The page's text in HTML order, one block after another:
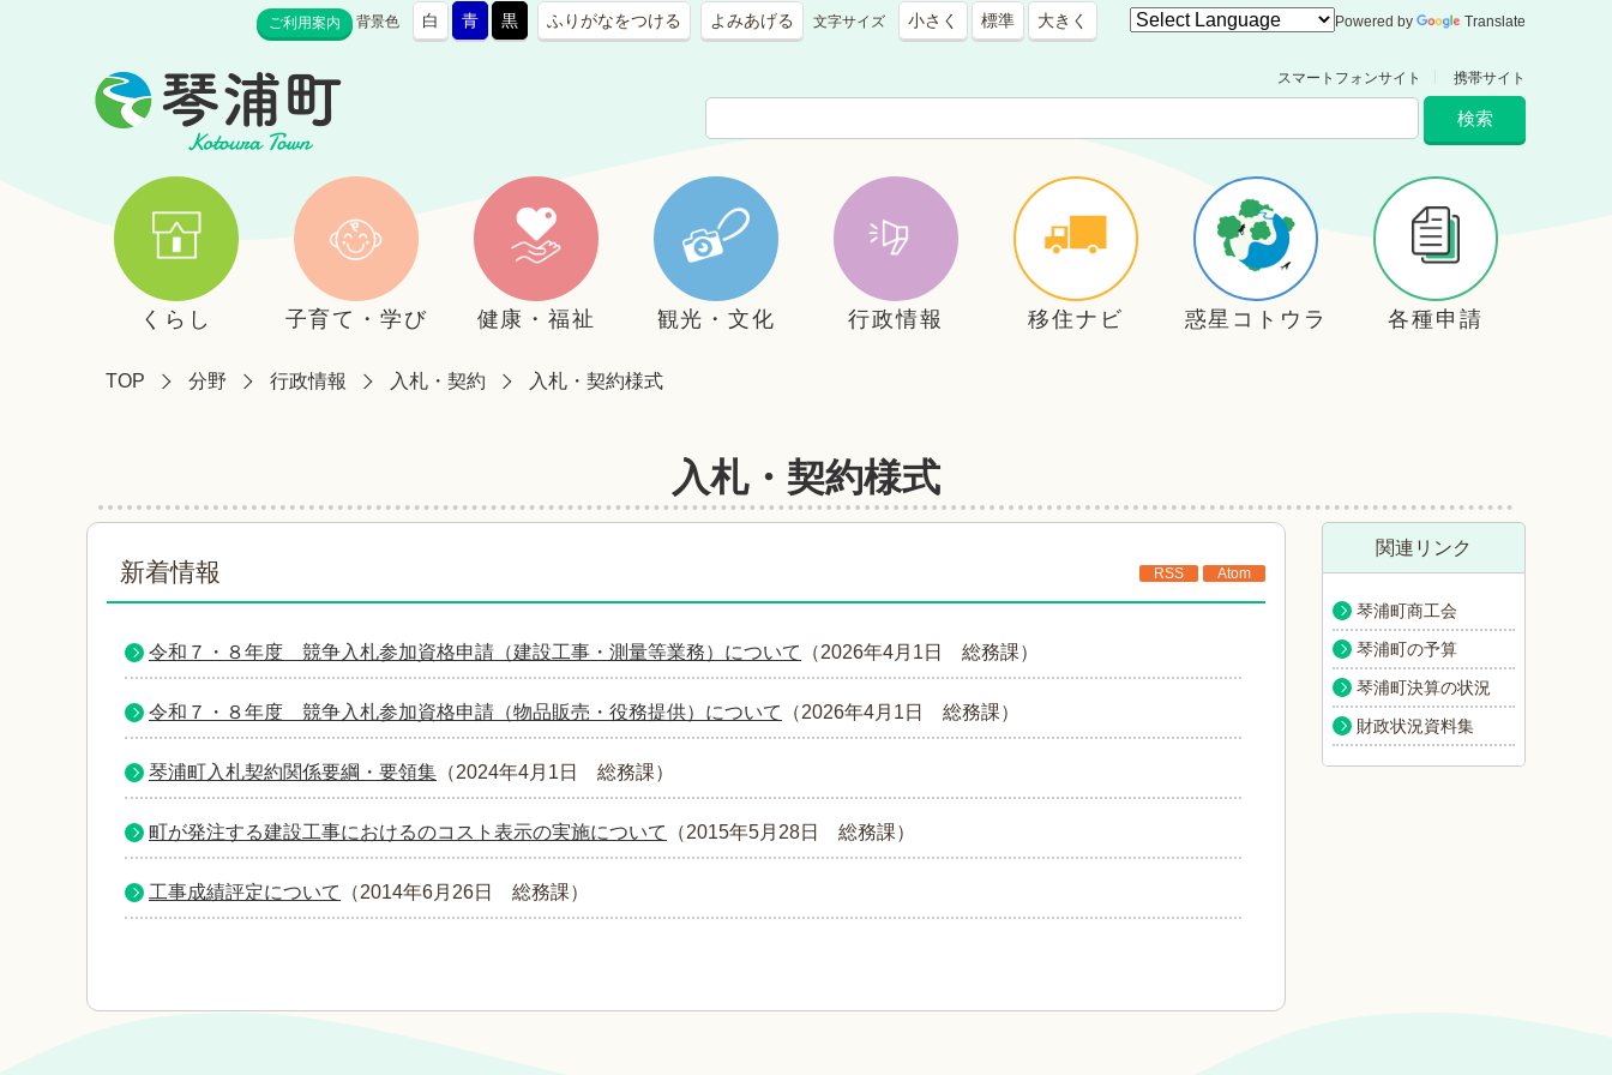
ご利用案内 背景色 白 青 黒 ふりがなをつける よみあげる 文字サイズ 小さく 標準 大きく Powered by Translate
スマートフォンサイト 携帯サイト
くらし 子育て・学び 健康・福祉 観光・文化 行政情報 移住ナビ 惑星コトウラ 各種申請
TOP 分野 行政情報 入札・契約 入札・契約様式
入札・契約様式
新着情報 RSS Atom
令和７・８年度 競争入札参加資格申請（建設工事・測量等業務）について （2026年4月1日 総務課）
令和７・８年度 競争入札参加資格申請（物品販売・役務提供）について （2026年4月1日 総務課）
琴浦町入札契約関係要綱・要領集 （2024年4月1日 総務課）
町が発注する建設工事におけるのコスト表示の実施について （2015年5月28日 総務課）
工事成績評定について （2014年6月26日 総務課）
関連リンク
琴浦町商工会
琴浦町の予算
琴浦町決算の状況
財政状況資料集